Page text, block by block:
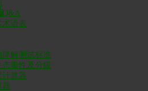
Q&A
术语表
解测试标准
毒性及分级
计算器
器